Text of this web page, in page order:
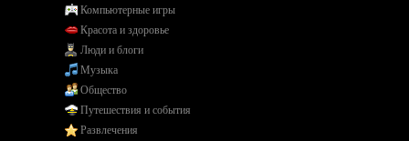
Компьютерные игры
Красота и здоровье
Люди и блоги
Музыка
Общество
Путешествия и события
Развлечения